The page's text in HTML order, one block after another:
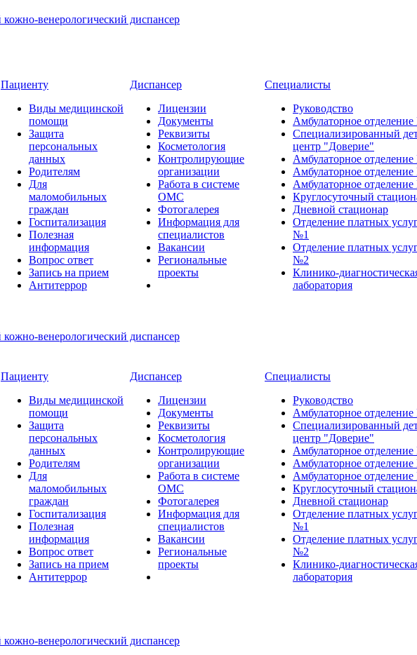
Пациенту
Виды медицинской
помощи
Защита
персональных
данных
Родителям
Для
маломобильных
граждан
Госпитализация
Полезная
информация
Вопрос ответ
Запись на прием
Антитеррор
Диспансер
Лицензии
Документы
Реквизиты
Косметология
Контролирующие
организации
Работа в системе
ОМС
Фотогалерея
Информация для
специалистов
Вакансии
Региональные
проекты
Специалисты
Руководство
Амбулаторное
Специализированный
центр "Доверие"
Амбулаторное
Амбулаторное
Амбулаторное
Круглосуточный
Дневной стационар
Отделение платных
№1
Отделение платных
№2
Клинико-
лаборатория
Пациенту
Виды медицинской
помощи
Защита
персональных
данных
Родителям
Для
маломобильных
граждан
Госпитализация
Полезная
информация
Вопрос ответ
Запись на прием
Антитеррор
Диспансер
Лицензии
Документы
Реквизиты
Косметология
Контролирующие
организации
Работа в системе
ОМС
Фотогалерея
Информация для
специалистов
Вакансии
Региональные
проекты
Специалисты
Руководство
Амбулаторное
Специализированный
центр "Доверие"
Амбулаторное
Амбулаторное
Амбулаторное
Круглосуточный
Дневной стационар
Отделение платных
№1
Отделение платных
№2
Клинико-
лаборатория